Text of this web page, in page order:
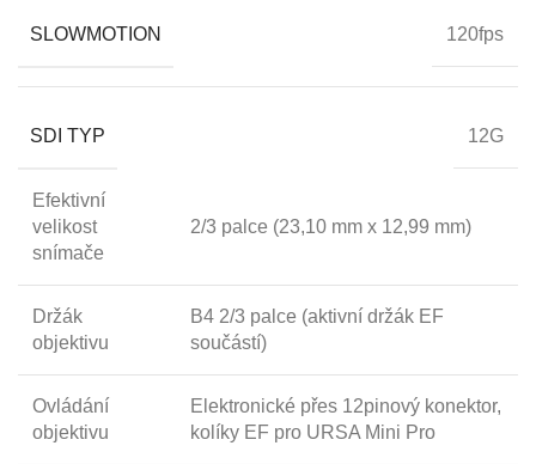
SLOWMOTION 120fps
SDI TYP 12G
Efektivní
velikost
snímače
2/3 palce (23,10 mm x 12,99 mm)
Držák
objektivu
B4 2/3 palce (aktivní držák EF
součástí)
Ovládání
objektivu
Elektronické přes 12pinový konektor,
kolíky EF pro URSA Mini Pro